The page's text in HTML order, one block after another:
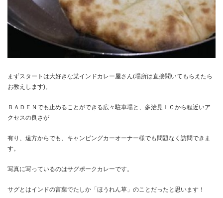
まずスタートは大好きな某インドカレー屋さん(場所は直接聞いてもらえたら
お教えします)。
ＢＡＤＥＮでも止めることができる広々駐車場と、多治見ＩＣから程近いア
クセスの良さが
有り、遠方からでも、キャンピングカーオーナー様でも問題なく訪問できま
す。
写真に写っているのはサグポークカレーです。
サグとはインドの言葉でたしか「ほうれん草」のことだったと思います！